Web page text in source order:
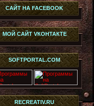
САЙТ НА FACEBOOK
МОЙ САЙТ VКОНТАКТЕ
SOFTPORTAL.COM
RECREATIV.RU